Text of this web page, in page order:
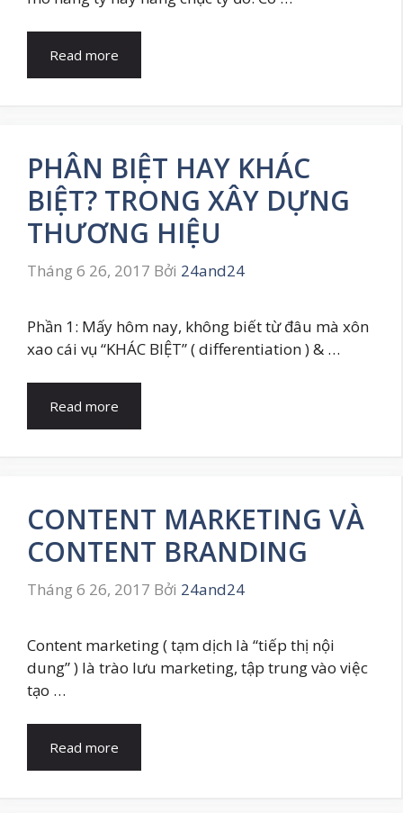
Read more
PHÂN BIỆT HAY KHÁC
BIỆT? TRONG XÂY DỰNG
THƯƠNG HIỆU
Tháng 6 26, 2017 Bởi 24and24
Phần 1: Mấy hôm nay, không biết từ đâu mà xôn
xao cái vụ “KHÁC BIỆT” ( differentiation ) & …
Read more
CONTENT MARKETING VÀ
CONTENT BRANDING
Tháng 6 26, 2017 Bởi 24and24
Content marketing ( tạm dịch là “tiếp thị nội
dung” ) là trào lưu marketing, tập trung vào việc
tạo …
Read more